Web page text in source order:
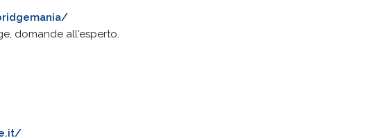
domande all'esperto.